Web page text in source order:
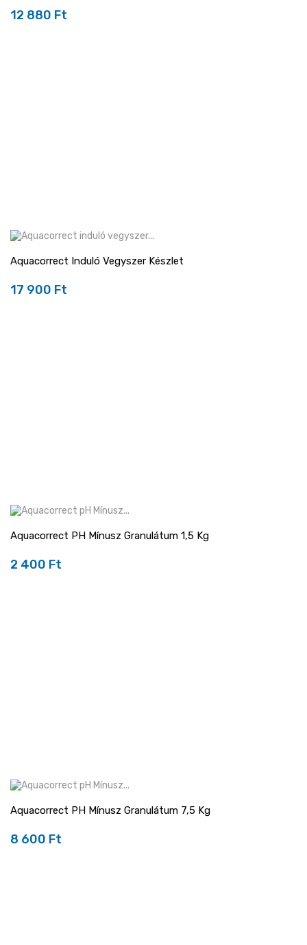
Ár
12 880 Ft
Aquacorrect Induló Vegyszer Készlet
Ár
17 900 Ft
Aquacorrect PH Mínusz Granulátum 1,5 Kg
Ár
2 400 Ft
Aquacorrect PH Mínusz Granulátum 7,5 Kg
Ár
8 600 Ft